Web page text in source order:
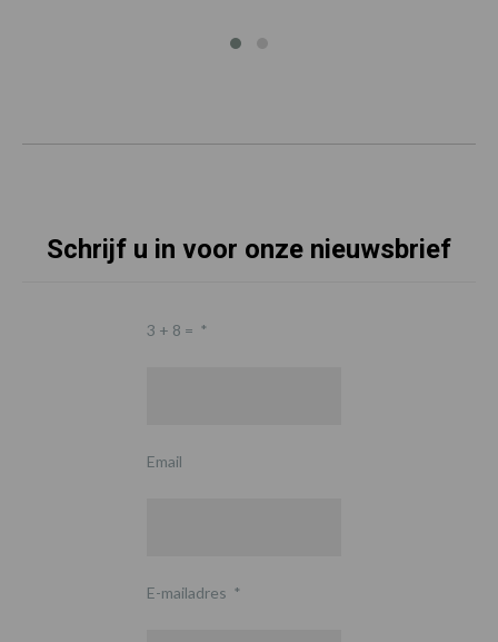
Schrijf u in voor onze nieuwsbrief
3 + 8 = *
Email
E-mailadres *